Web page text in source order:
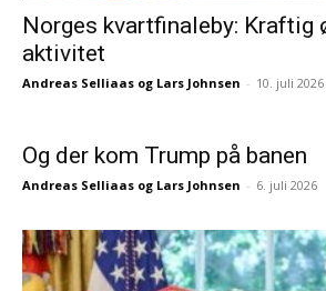
Norges kvartfinaleby: Kraftig
aktivitet
Andreas Selliaas og Lars Johnsen - 10. juli 2026
Og der kom Trump på banen
Andreas Selliaas og Lars Johnsen - 6. juli 2026